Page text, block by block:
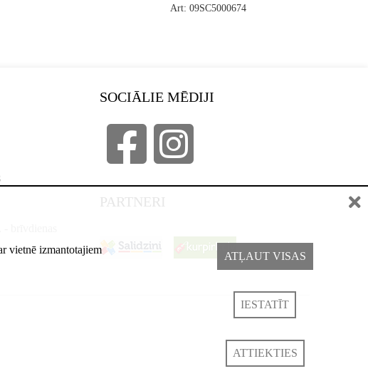
Art: 09SC5000674
SOCIĀLIE MĒDIJI
PARTNERI
vietnē izmantotajiem
ATĻAUT VISAS
IESTATĪT
ATTIEKTIES